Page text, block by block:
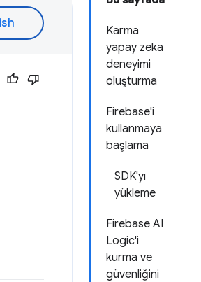
Karma
yapay zeka
deneyimi
oluşturma
Firebase'i
kullanmaya
başlama
SDK'yı
yükleme
Firebase AI
Logic'i
kurma ve
güvenliğini